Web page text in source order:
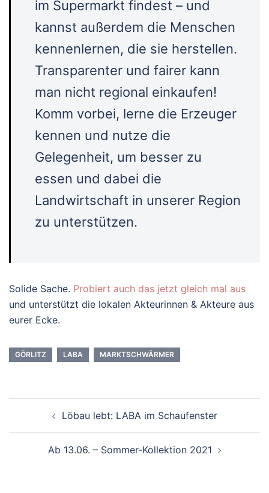
im Supermarkt findest – und
kannst außerdem die Menschen
kennenlernen, die sie herstellen.
Transparenter und fairer kann
man nicht regional einkaufen!
Komm vorbei, lerne die Erzeuger
kennen und nutze die
Gelegenheit, um besser zu
essen und dabei die
Landwirtschaft in unserer Region
zu unterstützen.
Solide Sache. Probiert auch das jetzt gleich mal aus
und unterstützt die lokalen Akteurinnen & Akteure aus
eurer Ecke.
GÖRLITZ LABA MARKTSCHWÄRMER
NavigationLöbau lebt: LABA im Schaufenster
Ab 13.06. – Sommer-Kollektion 2021